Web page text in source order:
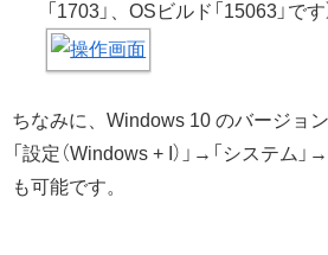
「1703」、OSビルド「15063」です
ちなみに、Windows 10 のバージョ
「設定（Windows + I）」→「システム
も可能です。